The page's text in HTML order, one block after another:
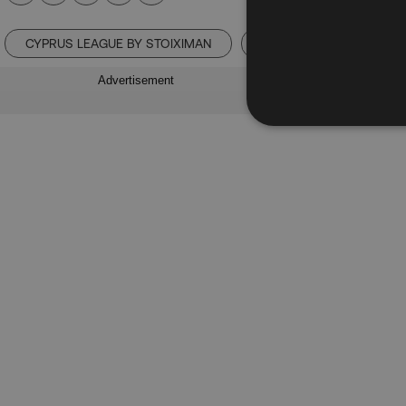
CYPRUS LEAGUE BY STOIXIMAN
Advertisement